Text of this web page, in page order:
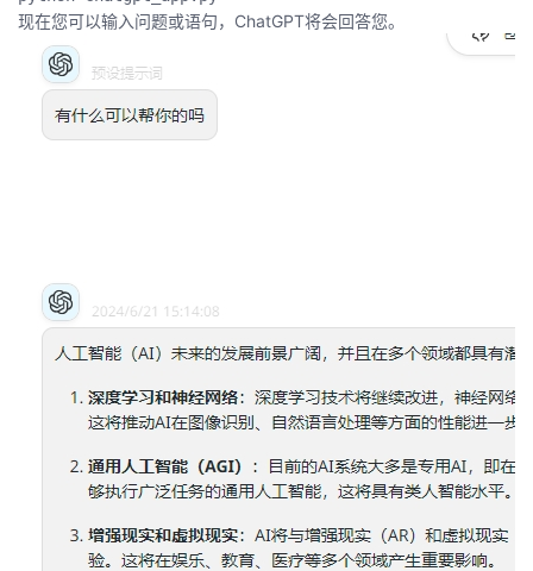
现在您可以输入问题或语句，ChatGPT将会回答您。